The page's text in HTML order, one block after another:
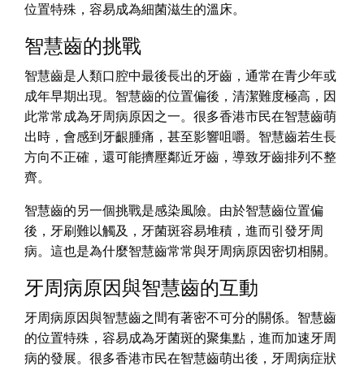
位置特殊，容易成為細菌滋生的溫床。
智慧齒的挑戰
智慧齒是人類口腔中最後長出的牙齒，通常在青少年或
成年早期出現。智慧齒的位置偏後，清潔難度極高，因
此常常成為牙周病原因之一。很多香港市民在智慧齒萌
出時，會感到牙齦腫痛，甚至影響咀嚼。智慧齒若生長
方向不正確，還可能擠壓鄰近牙齒，導致牙齒排列不整
齊。
智慧齒的另一個挑戰是感染風險。由於智慧齒位置偏
後，牙刷難以觸及，牙菌斑容易堆積，進而引發牙周
病。這也是為什麼智慧齒常常與牙周病原因密切相關。
牙周病原因與智慧齒的互動
牙周病原因與智慧齒之間有著密不可分的關係。智慧齒
的位置特殊，容易成為牙菌斑的聚集點，進而加速牙周
病的發展。很多香港市民在智慧齒萌出後，牙周病症狀